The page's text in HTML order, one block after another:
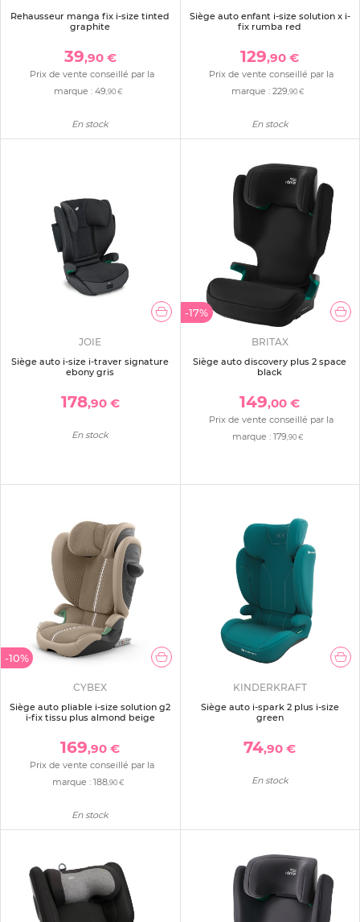
Rehausseur manga fix i-size tinted
graphite
39,90 €
Prix de vente conseillé par la
marque :49,90 €
En stock
Siège auto enfant i-size solution x i-
fix rumba red
129,90 €
Prix de vente conseillé par la
marque :229,90 €
En stock
JOIE
Siège auto i-size i-traver signature
ebony gris
178,90 €
En stock
-17%
BRITAX
Siège auto discovery plus 2 space
black
149,00 €
Prix de vente conseillé par la
marque :179,90 €
-10%
CYBEX
Siège auto pliable i-size solution g2
i-fix tissu plus almond beige
169,90 €
Prix de vente conseillé par la
marque :188,90 €
En stock
KINDERKRAFT
Siège auto i-spark 2 plus i-size
green
74,90 €
En stock